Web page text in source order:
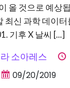
올 것으로 예상
최신 과학 데이터
기후 X 날씨 [...]
소아레스
09/20/2019